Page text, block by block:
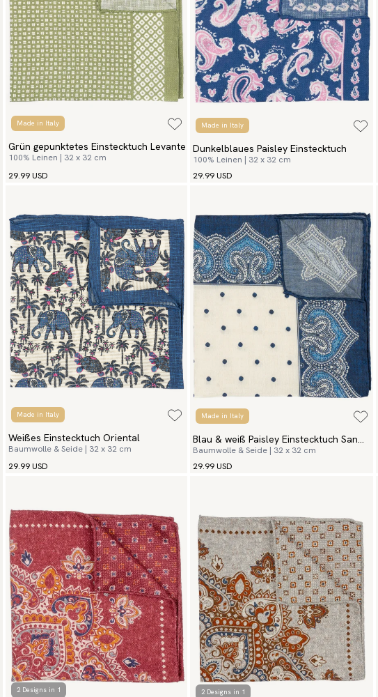
Made in Italy
Grün gepunktetes Einstecktuch Levante
100% Leinen | 32 x 32 cm
29.99 USD
Made in Italy
Dunkelblaues Paisley Einstecktuch
100% Leinen | 32 x 32 cm
29.99 USD
Made in Italy
Weißes Einstecktuch Oriental
Baumwolle & Seide | 32 x 32 cm
29.99 USD
Made in Italy
Blau & weiß Paisley Einstecktuch San
Vito
Baumwolle & Seide | 32 x 32 cm
29.99 USD
2 Designs in 1
2 Designs in 1